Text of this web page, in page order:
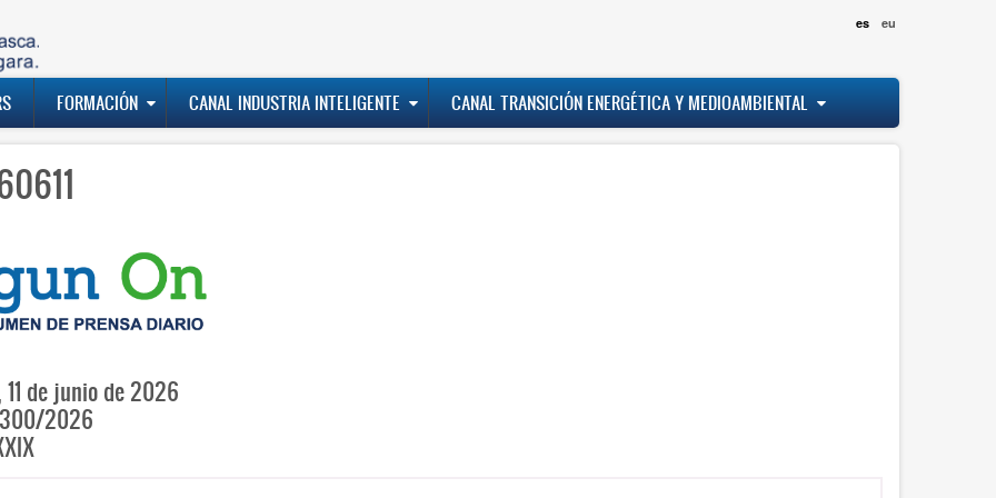
es eu
FORMACIÓN CANAL INDUSTRIA INTELIGENTE CANAL TRANSICIÓN ENERGÉTICA Y MEDIOAMBIENTAL
11 de junio de 2026
2026